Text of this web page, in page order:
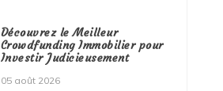
Découvrez le Meilleur
Crowdfunding Immobilier pour
Investir Judicieusement
05 août 2026